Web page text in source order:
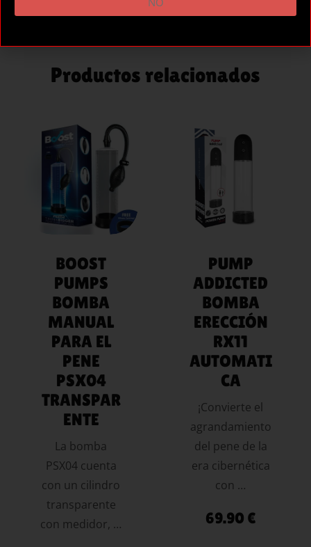
Productos relacionados
AÑADIR
CARRITO
BOOST
PUMPS
BOMBA
MANUAL
PARA EL
PENE
PSX04
TRANSPAR
ENTE
La bomba
PSX04 cuenta
con un cilindro
transparente
con medidor, …
AÑADIR
CARRITO
PUMP
ADDICTED
BOMBA
ERECCIÓN
RX11
AUTOMATI
CA
¡Convierte el
agrandamiento
del pene de la
era cibernética
con …
69.90 €